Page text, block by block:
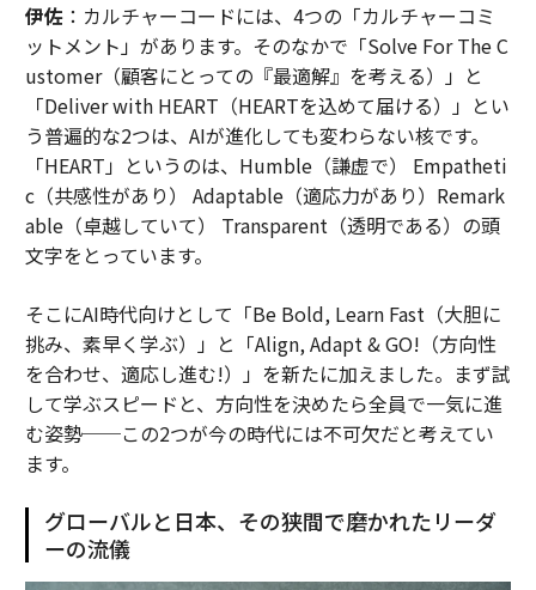
伊佐：カルチャーコードには、4つの「カルチャーコミ
ットメント」があります。そのなかで「Solve For The C
ustomer（顧客にとっての『最適解』を考える）」と
「Deliver with HEART（HEARTを込めて届ける）」とい
う普遍的な2つは、AIが進化しても変わらない核です。
「HEART」というのは、Humble（謙虚で） Empatheti
c（共感性があり） Adaptable（適応力があり）Remark
able（卓越していて） Transparent（透明である）の頭
文字をとっています。
そこにAI時代向けとして「Be Bold, Learn Fast（大胆に
挑み、素早く学ぶ）」と「Align, Adapt & GO!（方向性
を合わせ、適応し進む!）」を新たに加えました。まず試
して学ぶスピードと、方向性を決めたら全員で一気に進
む姿勢──この2つが今の時代には不可欠だと考えてい
ます。
グローバルと日本、その狭間で磨かれたリーダ
ーの流儀